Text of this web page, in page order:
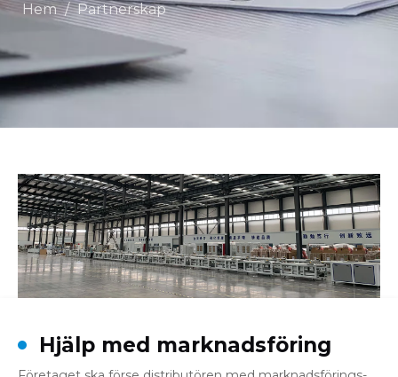
Hem / Partnerskap
Hjälp med marknadsföring